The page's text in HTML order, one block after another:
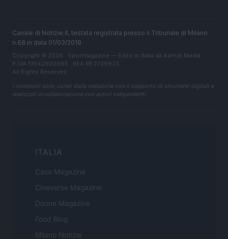
Canale di Notizie.it, testata registrata presso il Tribunale di Milano
n.68 in data 01/03/2018
Copyright © 2026 · Sportmagazine — Edito in Italia da AdHub Media
P.IVA 13542920965 · REA MI 2729933
All Rights Reserved
I contenuti sono curati dalla redazione con il supporto di strumenti digitali e
realizzati in collaborazione con autori indipendenti.
ITALIA
Casa Magazine
Cineverse Magazine
Donne Magazine
Food Blog
Milano Notizie